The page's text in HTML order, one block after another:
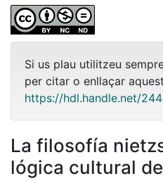
Si us plau utilitzeu
per citar o enllaçar
https://hdl.handle.net/
La filosofía
lógica cultural